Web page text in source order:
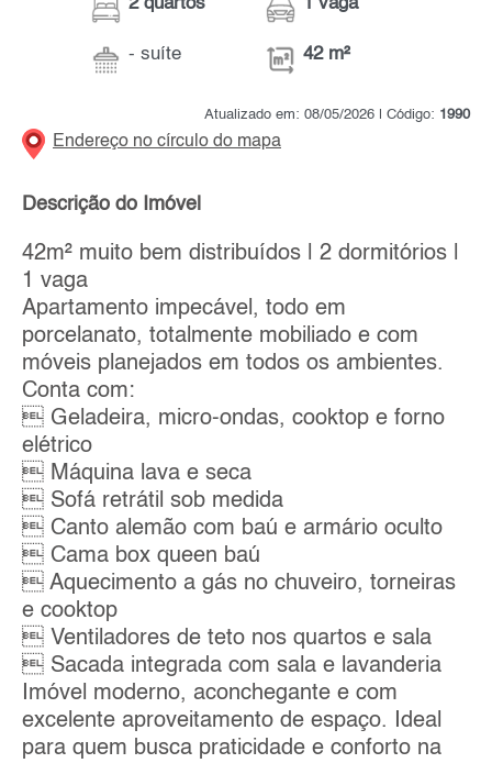
2 quartos
- suíte
1 vaga
42 m²
Atualizado em: 08/05/2026 | Código: 1990
Endereço no círculo do mapa
Descrição do Imóvel
42m² muito bem distribuídos | 2 dormitórios |
1 vaga
Apartamento impecável, todo em
porcelanato, totalmente mobiliado e com
móveis planejados em todos os ambientes.
Conta com:
 Geladeira, micro-ondas, cooktop e forno
elétrico
 Máquina lava e seca
 Sofá retrátil sob medida
 Canto alemão com baú e armário oculto
 Cama box queen baú
 Aquecimento a gás no chuveiro, torneiras
e cooktop
 Ventiladores de teto nos quartos e sala
 Sacada integrada com sala e lavanderia
Imóvel moderno, aconchegante e com
excelente aproveitamento de espaço. Ideal
para quem busca praticidade e conforto na